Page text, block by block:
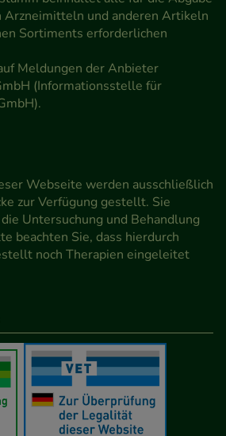
Arzneimitteln und anderen Artikeln
Sortiments erforderlichen
Meldungen der Anbieter
(Informationsstelle für
Webseite werden ausschließlich
zur Verfügung gestellt. Sie
Untersuchung und Behandlung
beachten Sie, dass hierdurch
noch Therapien eingeleitet